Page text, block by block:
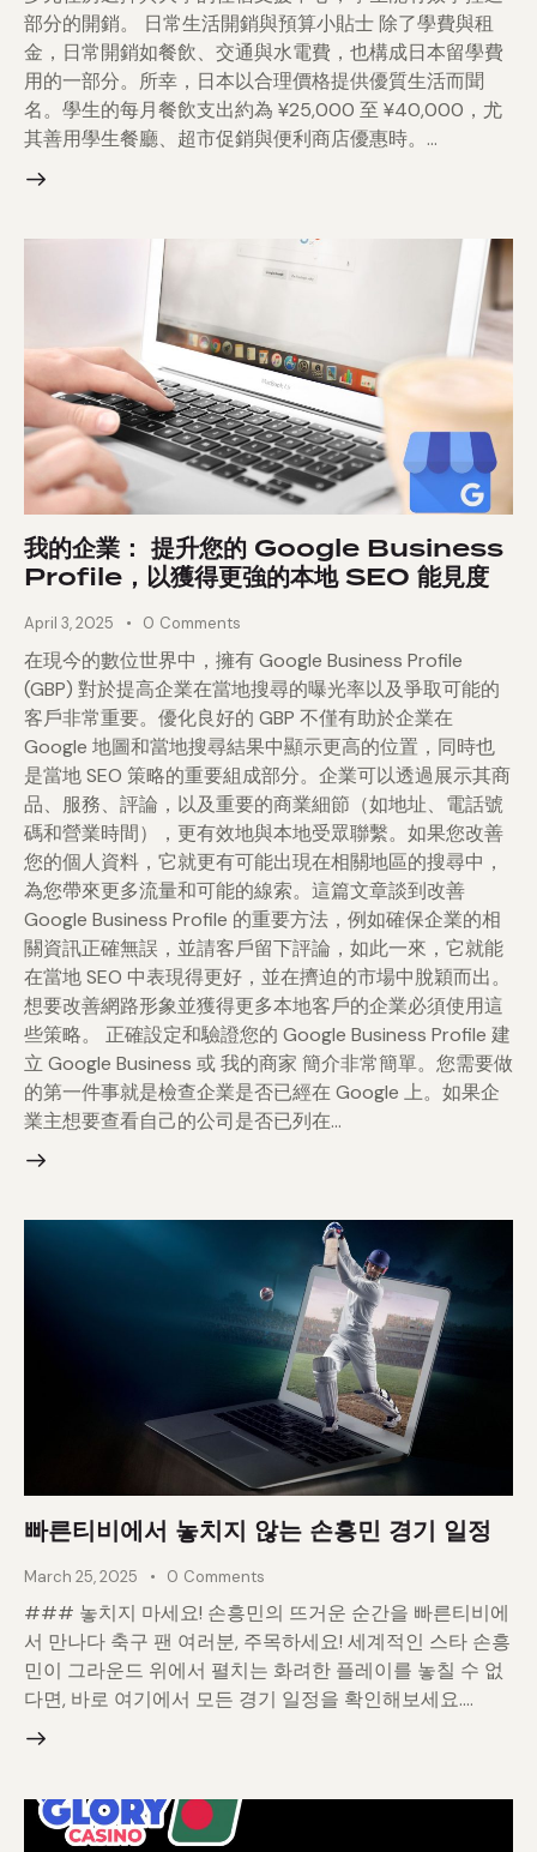
部分的開銷。 日常生活開銷與預算小貼士 除了學費與租
金，日常開銷如餐飲、交通與水電費，也構成日本留學費
用的一部分。所幸，日本以合理價格提供優質生活而聞
名。學生的每月餐飲支出約為 ¥25,000 至 ¥40,000，尤
其善用學生餐廳、超市促銷與便利商店優惠時。…
我的企業： 提升您的 Google Business
Profile，以獲得更強的本地 SEO 能見度
April 3, 2025 0 Comments
在現今的數位世界中，擁有 Google Business Profile
(GBP) 對於提高企業在當地搜尋的曝光率以及爭取可能的
客戶非常重要。優化良好的 GBP 不僅有助於企業在
Google 地圖和當地搜尋結果中顯示更高的位置，同時也
是當地 SEO 策略的重要組成部分。企業可以透過展示其商
品、服務、評論，以及重要的商業細節（如地址、電話號
碼和營業時間），更有效地與本地受眾聯繫。如果您改善
您的個人資料，它就更有可能出現在相關地區的搜尋中，
為您帶來更多流量和可能的線索。這篇文章談到改善
Google Business Profile 的重要方法，例如確保企業的相
關資訊正確無誤，並請客戶留下評論，如此一來，它就能
在當地 SEO 中表現得更好，並在擠迫的市場中脫穎而出。
想要改善網路形象並獲得更多本地客戶的企業必須使用這
些策略。 正確設定和驗證您的 Google Business Profile 建
立 Google Business 或 我的商家 簡介非常簡單。您需要做
的第一件事就是檢查企業是否已經在 Google 上。如果企
業主想要查看自己的公司是否已列在…
빠른티비에서 놓치지 않는 손흥민 경기 일정
March 25, 2025 0 Comments
### 놓치지 마세요! 손흥민의 뜨거운 순간을 빠른티비에
서 만나다 축구 팬 여러분, 주목하세요! 세계적인 스타 손흥
민이 그라운드 위에서 펼치는 화려한 플레이를 놓칠 수 없
다면, 바로 여기에서 모든 경기 일정을 확인해보세요.…